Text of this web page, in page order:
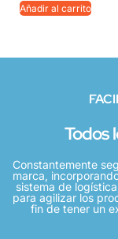
Añadir al carrito
Todos
Constantemente
marca,
sistema de
para agilizar los
fin de tener un